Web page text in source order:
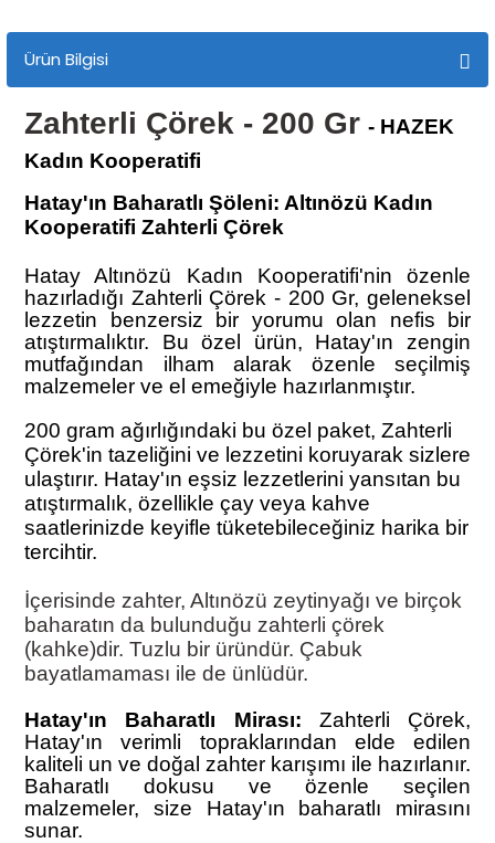
ÜRETİM Ürünleri
Ürün Bilgisi
Zahterli Çörek - 200 Gr - HAZEK
Kadın Kooperatifi
Hatay'ın Baharatlı Şöleni: Altınözü Kadın
Kooperatifi Zahterli Çörek
Hatay Altınözü Kadın Kooperatifi'nin özenle
hazırladığı Zahterli Çörek - 200 Gr, geleneksel
lezzetin benzersiz bir yorumu olan nefis bir
atıştırmalıktır. Bu özel ürün, Hatay'ın zengin
mutfağından ilham alarak özenle seçilmiş
malzemeler ve el emeğiyle hazırlanmıştır.
200 gram ağırlığındaki bu özel paket, Zahterli
Çörek'in tazeliğini ve lezzetini koruyarak sizlere
ulaştırır. Hatay'ın eşsiz lezzetlerini yansıtan bu
atıştırmalık, özellikle çay veya kahve
saatlerinizde keyifle tüketebileceğiniz harika bir
tercihtir.
İçerisinde zahter, Altınözü zeytinyağı ve birçok
baharatın da bulunduğu zahterli çörek
(kahke)dir. Tuzlu bir üründür. Çabuk
bayatlamaması ile de ünlüdür.
Hatay'ın Baharatlı Mirası: Zahterli Çörek,
Hatay'ın verimli topraklarından elde edilen
kaliteli un ve doğal zahter karışımı ile hazırlanır.
Baharatlı dokusu ve özenle seçilen
malzemeler, size Hatay'ın baharatlı mirasını
sunar.